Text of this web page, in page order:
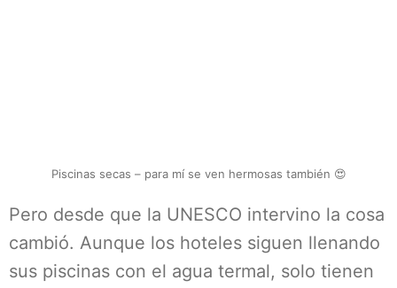
Piscinas secas – para mí se ven hermosas también 😍
Pero desde que la UNESCO intervino la cosa
cambió. Aunque los hoteles siguen llenando
sus piscinas con el agua termal, solo tienen